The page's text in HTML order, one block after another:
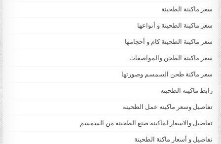
سعر ماكينة الطحينة
سعر ماكينة الطحينة و أنواعها
سعر ماكينة الطحينة كام و أحجامها
سعر ماكينة الطحن والمواصفات
سعر ماكنة طحن السمسم وصورتها
رابط ماكينه الطحينه
تفاصيل وسعر ماكينه عمل الطحينه
تفاصيل والاسعار لماكينة صنع الطحينة من السمسم
تفاصيل و أسعار ماكنة الطحينة